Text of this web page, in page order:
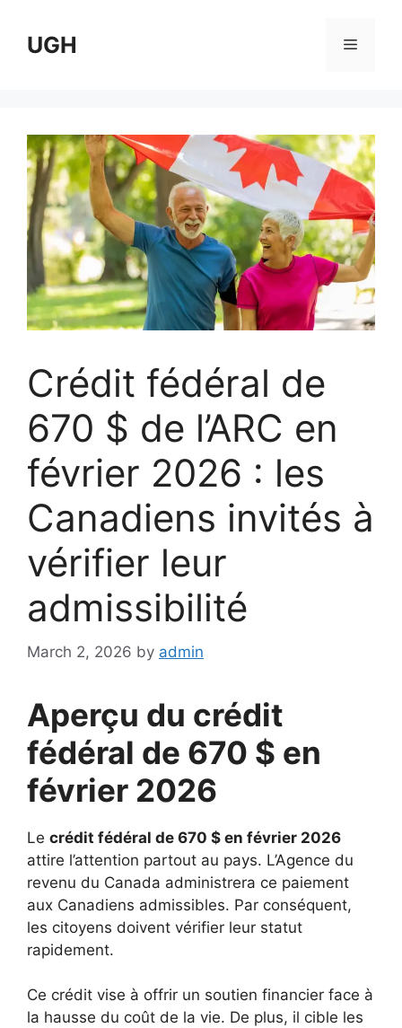
content
UGH Menu
Crédit fédéral de
670 $ de l’ARC en
février 2026 : les
Canadiens invités à
vérifier leur
admissibilité
March 2, 2026 by admin
Aperçu du crédit
fédéral de 670 $ en
février 2026
Le crédit fédéral de 670 $ en février 2026
attire l’attention partout au pays. L’Agence du
revenu du Canada administrera ce paiement
aux Canadiens admissibles. Par conséquent,
les citoyens doivent vérifier leur statut
rapidement.
Ce crédit vise à offrir un soutien financier face à
la hausse du coût de la vie. De plus, il cible les